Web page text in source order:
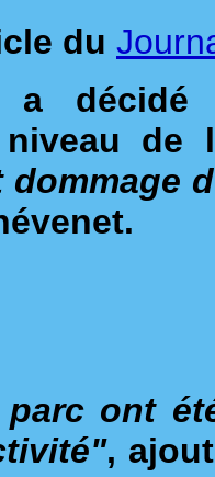
du
a décidé
niveau
ont
,